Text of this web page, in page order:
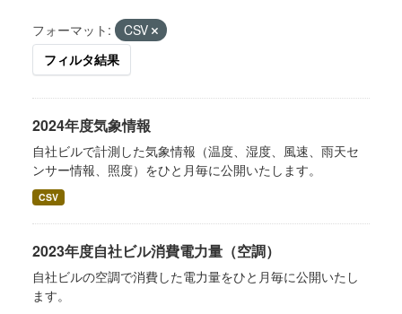
フォーマット:
CSV
フィルタ結果
2024年度気象情報
自社ビルで計測した気象情報（温度、湿度、風速、雨天セ
ンサー情報、照度）をひと月毎に公開いたします。
CSV
2023年度自社ビル消費電力量（空調）
自社ビルの空調で消費した電力量をひと月毎に公開いたし
ます。